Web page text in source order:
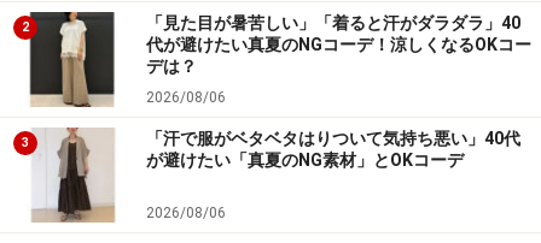
※記事内容は執筆時点のものです。最新の内容をご確認くださ
い。
【編集部おすすめの購入サイト】
Amazonで人気のレディースファッションをチェッ
2
「見た目が暑苦しい」「着ると汗がダラダラ」40
代が避けたい真夏のNGコーデ！涼しくなるOKコー
デは？
2026/08/06
3
「汗で服がベタベタはりついて気持ち悪い」40代
が避けたい「真夏のNG素材」とOKコーデ
2026/08/06